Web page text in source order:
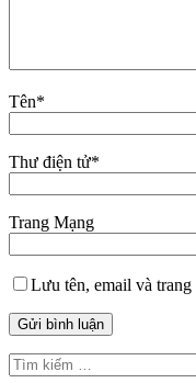
Tên*
Thư điện tử*
Trang Mạng
Lưu tên, email và
Tìm